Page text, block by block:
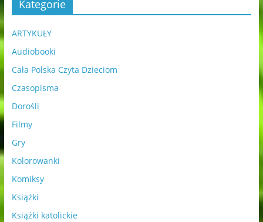
Kategorie
ARTYKUŁY
Audiobooki
Cała Polska Czyta Dzieciom
Czasopisma
Dorośli
Filmy
Gry
Kolorowanki
Komiksy
Książki
Książki katolickie